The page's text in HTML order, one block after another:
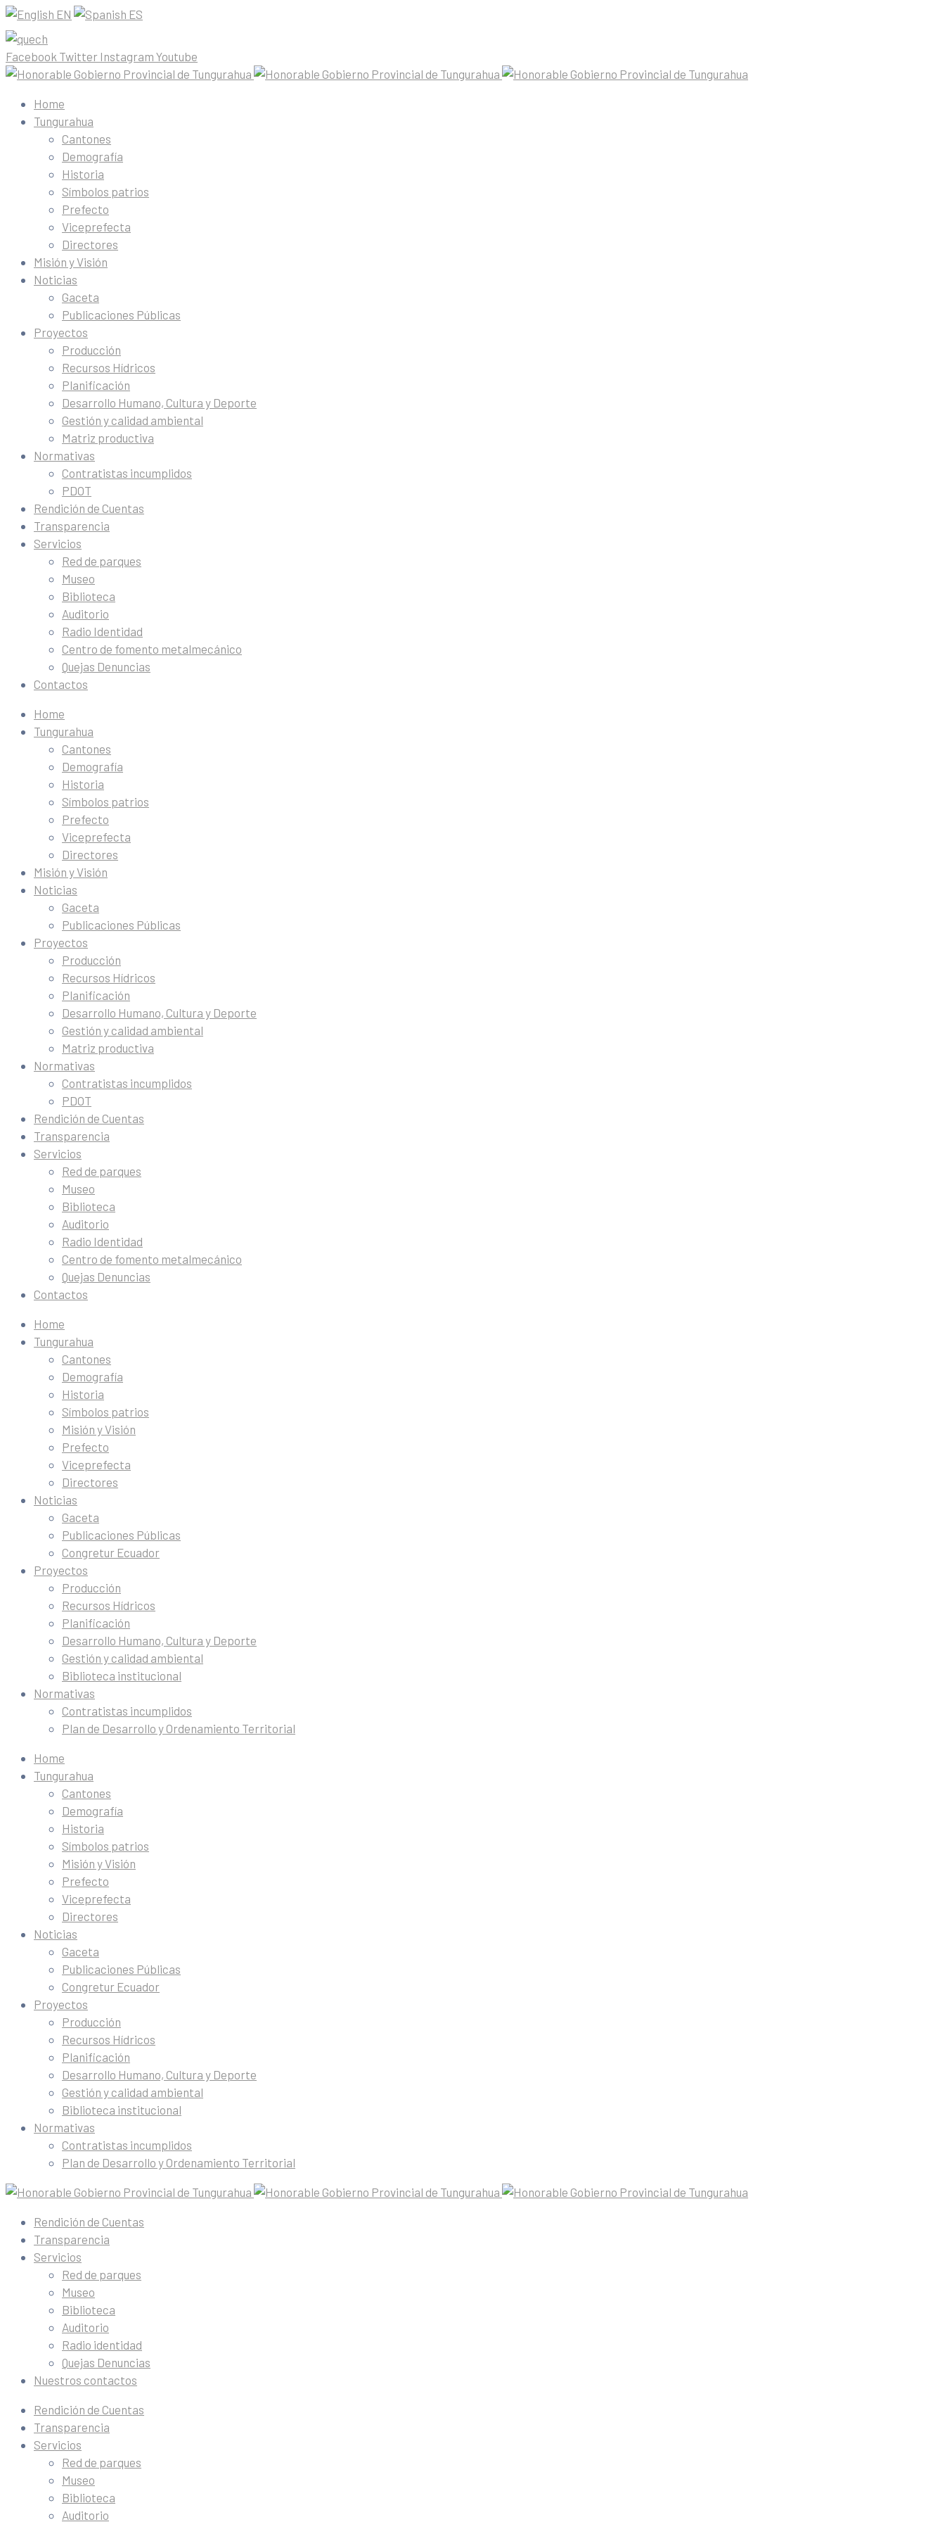
EN ES
Facebook Twitter Instagram Youtube
Home
Tungurahua
Cantones
Demografía
Historia
Símbolos patrios
Prefecto
Viceprefecta
Directores
Misión y Visión
Noticias
Gaceta
Publicaciones Públicas
Proyectos
Producción
Recursos Hídricos
Planificación
Desarrollo Humano, Cultura y Deporte
Gestión y calidad ambiental
Matriz productiva
Normativas
Contratistas incumplidos
PDOT
Rendición de Cuentas
Transparencia
Servicios
Red de parques
Museo
Biblioteca
Auditorio
Radio Identidad
Centro de fomento metalmecánico
Quejas Denuncias
Contactos
Home
Tungurahua
Cantones
Demografía
Historia
Símbolos patrios
Prefecto
Viceprefecta
Directores
Misión y Visión
Noticias
Gaceta
Publicaciones Públicas
Proyectos
Producción
Recursos Hídricos
Planificación
Desarrollo Humano, Cultura y Deporte
Gestión y calidad ambiental
Matriz productiva
Normativas
Contratistas incumplidos
PDOT
Rendición de Cuentas
Transparencia
Servicios
Red de parques
Museo
Biblioteca
Auditorio
Radio Identidad
Centro de fomento metalmecánico
Quejas Denuncias
Contactos
Home
Tungurahua
Cantones
Demografía
Historia
Símbolos patrios
Misión y Visión
Prefecto
Viceprefecta
Directores
Noticias
Gaceta
Publicaciones Públicas
Congretur Ecuador
Proyectos
Producción
Recursos Hídricos
Planificación
Desarrollo Humano, Cultura y Deporte
Gestión y calidad ambiental
Biblioteca institucional
Normativas
Contratistas incumplidos
Plan de Desarrollo y Ordenamiento Territorial
Home
Tungurahua
Cantones
Demografía
Historia
Símbolos patrios
Misión y Visión
Prefecto
Viceprefecta
Directores
Noticias
Gaceta
Publicaciones Públicas
Congretur Ecuador
Proyectos
Producción
Recursos Hídricos
Planificación
Desarrollo Humano, Cultura y Deporte
Gestión y calidad ambiental
Biblioteca institucional
Normativas
Contratistas incumplidos
Plan de Desarrollo y Ordenamiento Territorial
Rendición de Cuentas
Transparencia
Servicios
Red de parques
Museo
Biblioteca
Auditorio
Radio identidad
Quejas Denuncias
Nuestros contactos
Rendición de Cuentas
Transparencia
Servicios
Red de parques
Museo
Biblioteca
Auditorio